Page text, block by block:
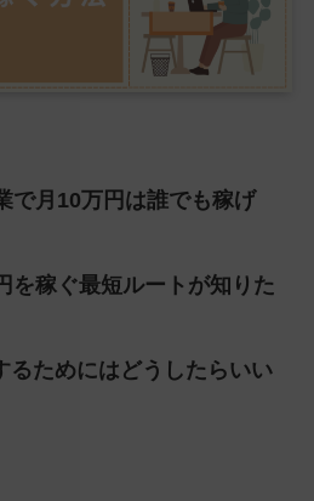
で月10万円は誰でも稼げ
を稼ぐ最短ルートが知りた
るためにはどうしたらいい